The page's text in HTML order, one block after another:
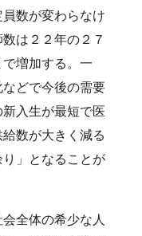
数が変わらなけ
は２２年の２７
増加する。一
どで今後の需要
入生が最短で医
数が大きく減る
」となることが
全体の希少な人